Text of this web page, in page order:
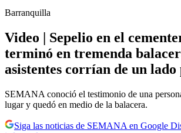
Barranquilla
Video | Sepelio en el
terminó en tremenda
asistentes corrían de un
SEMANA conoció el testimonio de una
lugar y quedó en medio de la balacera.
Siga las noticias de SEMANA en Google